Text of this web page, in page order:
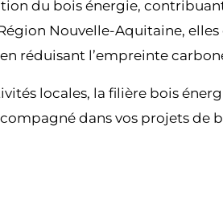
du bois énergie,
Nouvelle-Aquitaine,
réduisant l’empreinte
locales, la filière bois
dans vos projets de